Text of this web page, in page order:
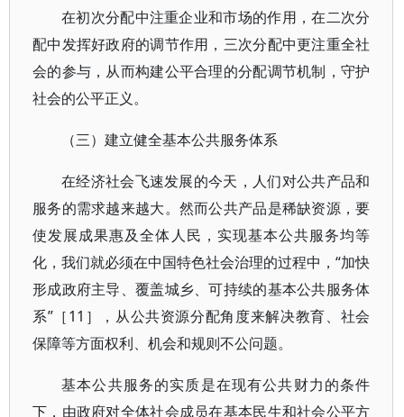
在初次分配中注重企业和市场的作用，在二次分
配中发挥好政府的调节作用，三次分配中更注重全社
会的参与，从而构建公平合理的分配调节机制，守护
社会的公平正义。
（三）建立健全基本公共服务体系
在经济社会飞速发展的今天，人们对公共产品和
服务的需求越来越大。然而公共产品是稀缺资源，要
使发展成果惠及全体人民，实现基本公共服务均等
化，我们就必须在中国特色社会治理的过程中，“加快
形成政府主导、覆盖城乡、可持续的基本公共服务体
系”［11］，从公共资源分配角度来解决教育、社会
保障等方面权利、机会和规则不公问题。
基本公共服务的实质是在现有公共财力的条件
下，由政府对全体社会成员在基本民生和社会公平方